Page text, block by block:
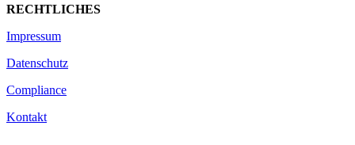
RECHTLICHES
Impressum
Datenschutz
Compliance
Kontakt